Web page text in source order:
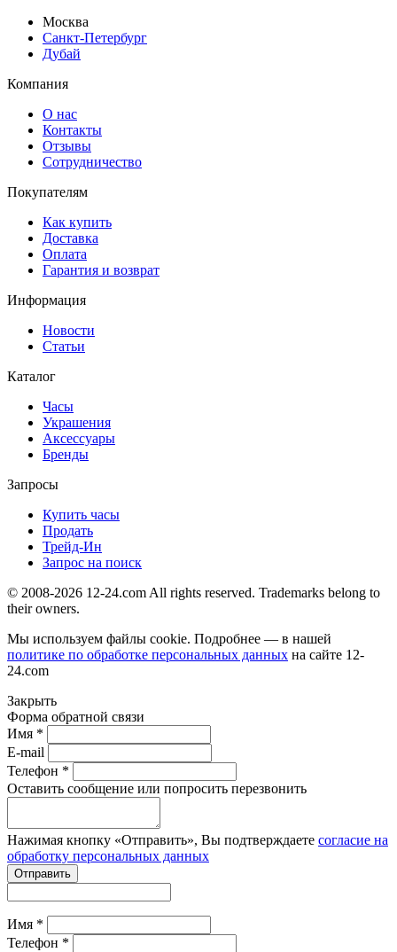
Москва
Санкт-Петербург
Дубай
Компания
О нас
Контакты
Отзывы
Сотрудничество
Покупателям
Как купить
Доставка
Оплата
Гарантия и возврат
Информация
Новости
Статьи
Каталог
Часы
Украшения
Аксессуары
Бренды
Запросы
Купить часы
Продать
Трейд-Ин
Запрос на поиск
© 2008-2026 12-24.com All rights reserved. Trademarks belong to
their owners.
Мы используем файлы cookie. Подробнее — в нашей
политике по обработке персональных данных на сайте 12-
24.com
Закрыть
Форма обратной связи
Имя *
E-mail
Телефон *
Оставить сообщение или попросить перезвонить
Нажимая кнопку «Отправить», Вы подтверждаете согласие на
обработку персональных данных
Отправить
Имя *
Телефон *